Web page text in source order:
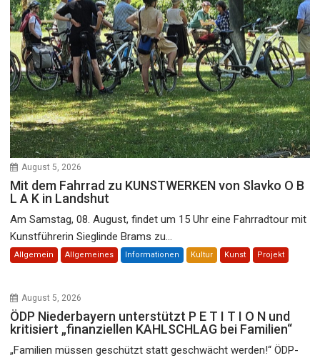
August 5, 2026
Mit dem Fahrrad zu KUNSTWERKEN von Slavko O B
L A K in Landshut
Am Samstag, 08. August, findet um 15 Uhr eine Fahrradtour mit
Kunstführerin Sieglinde Brams zu...
Allgemein Allgemeines Informationen Kultur Kunst Projekt
August 5, 2026
ÖDP Niederbayern unterstützt P E T I T I O N und
kritisiert „finanziellen KAHLSCHLAG bei Familien“
„Familien müssen geschützt statt geschwächt werden!“ ÖDP-